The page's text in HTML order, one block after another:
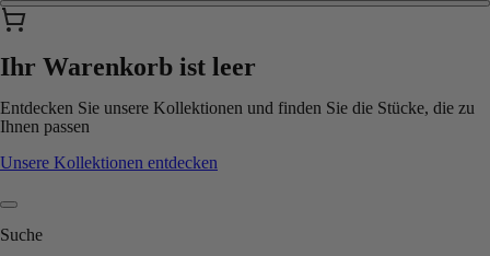
Ihr Warenkorb ist leer
Entdecken Sie unsere Kollektionen und finden Sie die Stücke, die zu
Ihnen passen
Unsere Kollektionen entdecken
Suche